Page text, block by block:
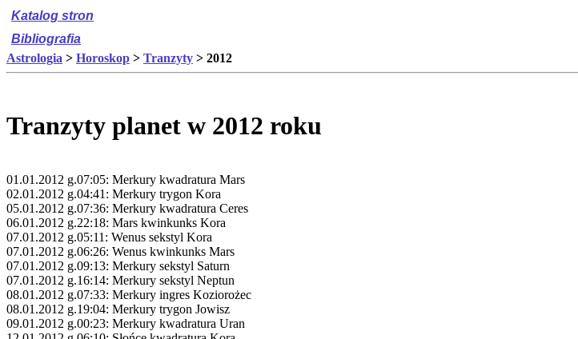
Katalog stron
Bibliografia
Astrologia > Horoskop > Tranzyty > 2012
Tranzyty planet w 2012 roku
01.01.2012 g.07:05: Merkury kwadratura Mars
02.01.2012 g.04:41: Merkury trygon Kora
05.01.2012 g.07:36: Merkury kwadratura Ceres
06.01.2012 g.22:18: Mars kwinkunks Kora
07.01.2012 g.05:11: Wenus sekstyl Kora
07.01.2012 g.06:26: Wenus kwinkunks Mars
07.01.2012 g.09:13: Merkury sekstyl Saturn
07.01.2012 g.16:14: Merkury sekstyl Neptun
08.01.2012 g.07:33: Merkury ingres Koziorożec
08.01.2012 g.19:04: Merkury trygon Jowisz
09.01.2012 g.00:23: Merkury kwadratura Uran